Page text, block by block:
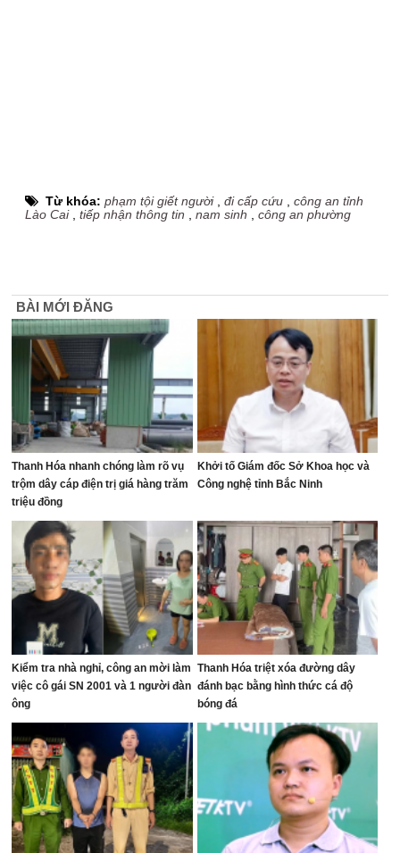
Từ khóa:phạm tội giết người,đi cấp cứu ,công an tỉnh
Lào Cai,tiếp nhận thông tin ,nam sinh ,công an phường
BÀI MỚI ĐĂNG
Thanh Hóa nhanh chóng làm rõ vụ
trộm dây cáp điện trị giá hàng trăm
triệu đồng
Khởi tố Giám đốc Sở Khoa học và
Công nghệ tỉnh Bắc Ninh
Kiểm tra nhà nghỉ, công an mời làm
việc cô gái SN 2001 và 1 người đàn
ông
Thanh Hóa triệt xóa đường dây
đánh bạc bằng hình thức cá độ
bóng đá